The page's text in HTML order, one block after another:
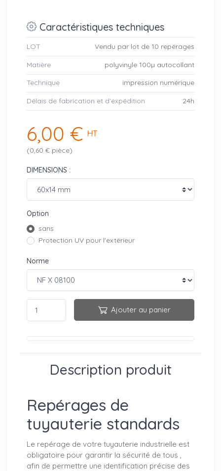
Caractéristiques techniques
LOT Vendu par lot de 10 repérages
Matière polyvinyle 100µ autocollant
Technique impression numérique
Délais de fabrication et d’expédition 24h
6,00 € HT
(0,60 € pièce)
DIMENSIONS :
Option
sans
Protection UV pour l'extérieur
Norme
Ajouter au panier
Description produit
Repérages de
tuyauterie standards
Le repérage de votre tuyauterie industrielle est
obligatoire pour garantir la sécurité de tous ,
afin de permettre une identification précise des